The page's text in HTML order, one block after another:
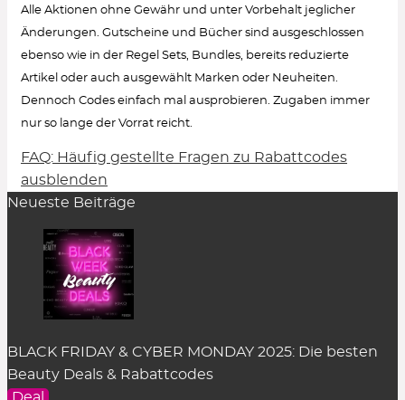
Alle Aktionen ohne Gewähr und unter Vorbehalt jeglicher
Änderungen. Gutscheine und Bücher sind ausgeschlossen
ebenso wie in der Regel Sets, Bundles, bereits reduzierte
Artikel oder auch ausgewählt Marken oder Neuheiten.
Dennoch Codes einfach mal ausprobieren. Zugaben immer
nur so lange der Vorrat reicht.
Wie löse ich einen Rabattcode ein?
Um den Gutschein-Code anzuzeigen, klicke in
der Rabatt-Beschreibung auf den Button
zeigen“. Es öffnet sich ein Pop-up-Fenster.
Einfach auf„kopieren“
zwischengespeichert.
Im Warenkorb des dazugehörigen Online Shops
kann der Rabattcode im entsprechenden Feld
eingefügt werden. Das Feld befindet sich an
FAQ: Häufig gestellte Fragen zu Rabattcodes
ausblenden
Neueste Beiträge
BLACK FRIDAY & CYBER MONDAY 2025: Die besten
Beauty Deals & Rabattcodes